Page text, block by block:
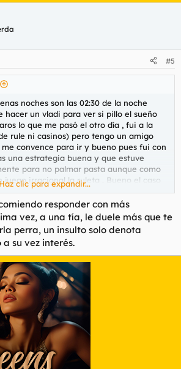
#5
noches son las 02:30 de la noche
hacer un vladi para ver si pillo el sueño
lo que me pasó el otro día , fui a la
rule ni casinos) pero tengo un amigo
convence para ir y bueno pues fui con
una estrategia buena y que estuve
para no palmar pasta aunque como
juego irracional la ruleta . Bueno el caso
a quedar con unas pibas que conocen
fea normalita y otra un año más joven
. No era mi prototipo de mujer pero
la chiquilla y bueno estuvimos
traumas como todas nose tengo cara
todas me cuentan sus mierdas al poco
más conocerlas y cogen confianza rápido
mucho la piba esta al yo hablar me
con mi conocimiento de lenguaje no
cierto interés (al final troll
tal y bueno todo bastante bien y luego
mis colegas y yo y al caso que
al poco rato me escribe y me dice que
nada con nadie y yo contesto como
para demostrarla que realmente
que ella ya ante ese mensaje estaba
Haz clic para expandir...
responder con más
vez, a una tía, le duele más que te
perra, un insulto solo denota
su vez interés.